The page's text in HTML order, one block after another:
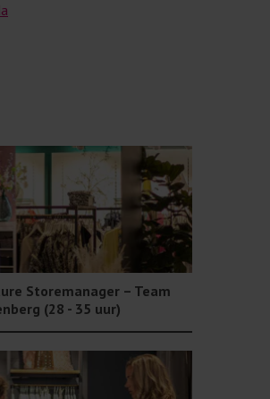
Storemanager – Team
(28 - 35 uur)